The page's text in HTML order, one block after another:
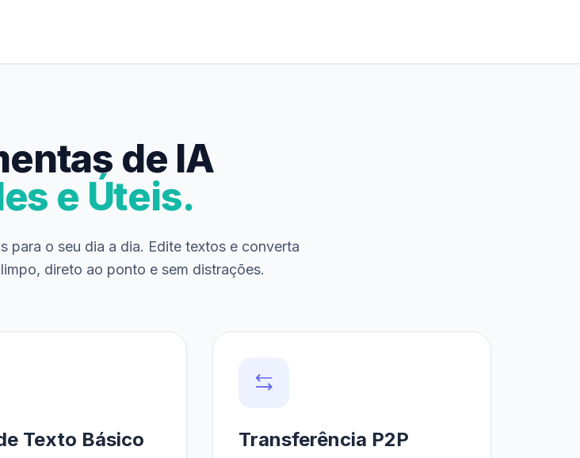
de IA
e Úteis.
para o seu dia a dia. Edite textos e converta
direto ao ponto e sem distrações.
Texto Básico Transferência P2P